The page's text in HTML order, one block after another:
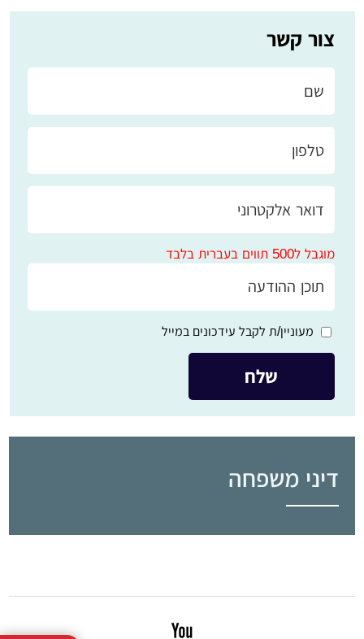
צור קשר
מוגבל ל500 תווים בעברית בלבד
מעוניין/ת לקבל עידכונים במייל
דיני משפחה